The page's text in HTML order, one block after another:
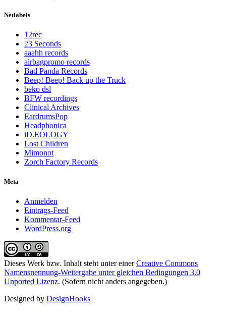
Netlabels
12rec
23 Seconds
aaahh records
airbagpromo records
Bad Panda Records
Beep! Beep! Back up the Truck
beko dsl
BFW recordings
Clinical Archives
EardrumsPop
Headphonica
iD.EOLOGY
Lost Children
Mimonot
Zorch Factory Records
Meta
Anmelden
Eintrags-Feed
Kommentar-Feed
WordPress.org
Dieses Werk bzw. Inhalt steht unter einerCreative Commons
Namensnennung-Weitergabe unter gleichen Bedingungen 3.0
Unported Lizenz. (Sofern nicht anders angegeben.)
Designed by DesignHooks